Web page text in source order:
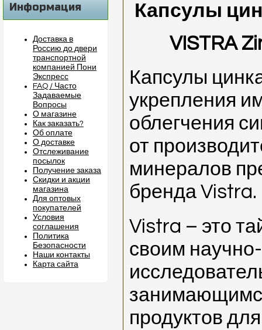
Информация
Доставка в
Россию до двери
транспортной
компанией Пони
Экспресс
FAQ / Часто
Задаваемые
Вопросы
О магазине
Как заказать?
Об оплате
О доставке
Отслеживание
посылок
Получение заказа
Скидки и акции
магазина
Для оптовых
покупателей
Условия
соглашения
Политика
Безопасности
Наши контакты
Карта сайта
Капсулы
VISTRA
Капсулы
укрепления
облегчения
от
минералов
бренда Vistra.
Vistra – это
своим научно-
продуктов